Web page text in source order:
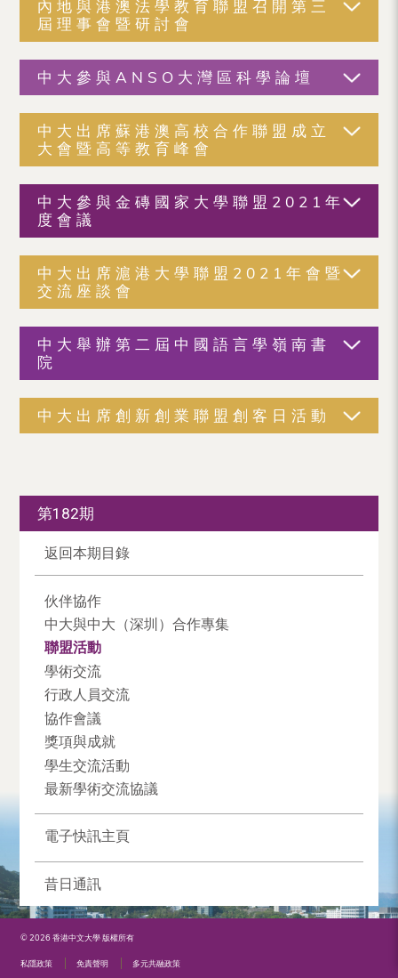
內地與港澳法學教育聯盟召開第三
屆理事會暨研討會
中大參與ANSO大灣區科學論壇
中大出席蘇港澳高校合作聯盟成立
大會暨高等教育峰會
中大參與金磚國家大學聯盟2021年
度會議
中大出席滬港大學聯盟2021年會暨
交流座談會
中大舉辦第二屆中國語言學嶺南書
院
中大出席創新創業聯盟創客日活動
第182期
返回本期目錄
伙伴協作
中大與中大（深圳）合作專集
聯盟活動
學術交流
行政人員交流
協作會議
獎項與成就
學生交流活動
最新學術交流協議
電子快訊主頁
昔日通訊
© 2026 香港中文大學 版權所有
私隱政策 免責聲明 多元共融政策